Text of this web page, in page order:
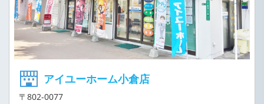
アイユーホーム小倉店
〒802-0077